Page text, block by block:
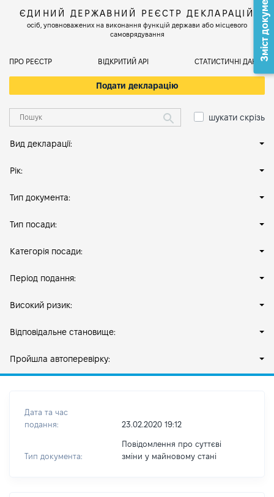
ЄДИНИЙ ДЕРЖАВНИЙ РЕЄСТР ДЕКЛАРАЦІЙ
осіб, уповноважених на виконання функцій держави або місцевого
самоврядування
ПРО РЕЄСТР ВІДКРИТИЙ АРІ СТАТИСТИЧНІ ДАНІ
Подати декларацію
шукати скрізь
Вид декларації:
Рік:
Тип документа:
Тип посади:
Категорія посади:
Період подання:
Високий ризик:
Відповідальне становище:
Пройшла автоперевірку:
Дата та час
подання:
23.02.2020 19:12
Тип документа:
Повідомлення про суттєві
зміни y майновому стані
Зміст документа